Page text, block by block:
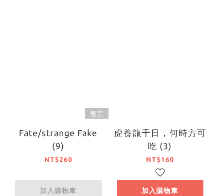
售完
Fate/strange Fake
(9)
NT$260
加入購物車
虎養龍千日，何時方可
吃 (3)
NT$160
加入購物車